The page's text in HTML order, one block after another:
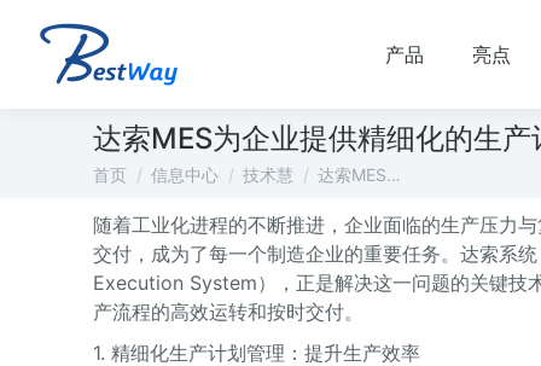
产品 亮点
达索MES为企业提供精细化的生
您在这里：
首页 信息中心 技术慧 达索MES…
随着工业化进程的不断推进，企业面临的生产压力
交付，成为了每一个制造企业的重要任务。达索系
Execution System），正是解决这一问题的关键技
产流程的高效运转和按时交付。
1. 精细化生产计划管理：提升生产效率